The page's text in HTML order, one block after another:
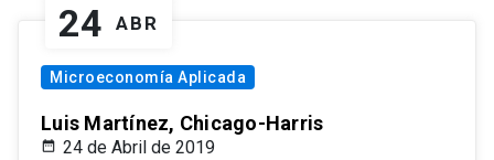
24 ABR
Microeconomía Aplicada
Luis Martínez, Chicago-Harris
24 de Abril de 2019